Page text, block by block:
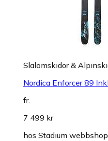
Slalomskidor &
Nordica Enforcer 89
fr.
7 499 kr
hos Stadium webbshop